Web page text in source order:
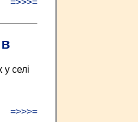
селі
=>>>=